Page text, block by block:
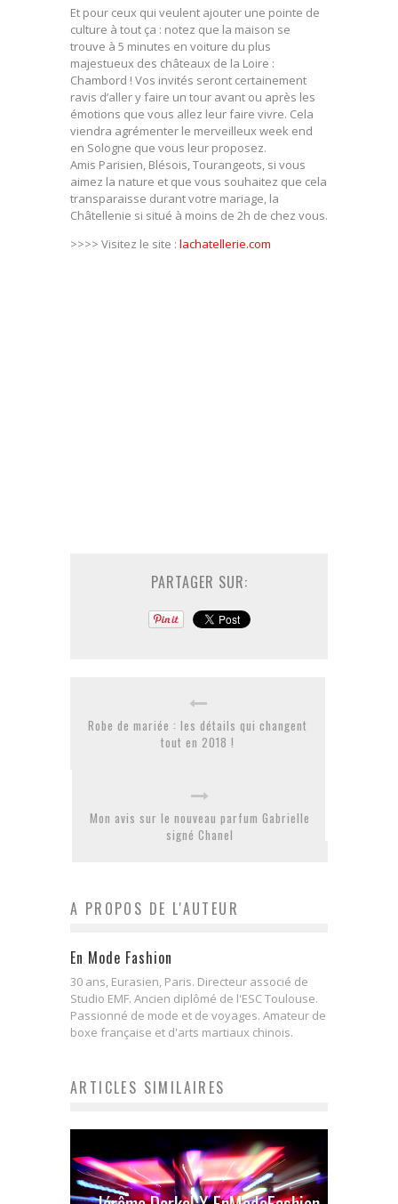
Et pour ceux qui veulent ajouter une pointe de
culture à tout ça : notez que la maison se
trouve à 5 minutes en voiture du plus
majestueux des châteaux de la Loire :
Chambord ! Vos invités seront certainement
ravis d’aller y faire un tour avant ou après les
émotions que vous allez leur faire vivre. Cela
viendra agrémenter le merveilleux week end
en Sologne que vous leur proposez.
Amis Parisien, Blésois, Tourangeots, si vous
aimez la nature et que vous souhaitez que cela
transparaisse durant votre mariage, la
Châtellenie si situé à moins de 2h de chez vous.
>>>> Visitez le site : lachatellerie.com
PARTAGER SUR:
Robe de mariée : les détails qui changent
tout en 2018 !
Mon avis sur le nouveau parfum Gabrielle
signé Chanel
A PROPOS DE L'AUTEUR
En Mode Fashion
30 ans, Eurasien, Paris. Directeur associé de
Studio EMF. Ancien diplômé de l'ESC Toulouse.
Passionné de mode et de voyages. Amateur de
boxe française et d'arts martiaux chinois.
ARTICLES SIMILAIRES